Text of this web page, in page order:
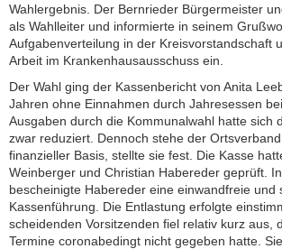
Wahlergebnis. Der Bernrieder Bürgermeister
als Wahlleiter und informierte in seinem
Aufgabenverteilung in der Kreisvorstandschaft
Arbeit im Krankenhausausschuss ein.
Der Wahl ging der Kassenbericht von Anita
Jahren ohne Einnahmen durch Jahresessen
Ausgaben durch die Kommunalwahl hatte sich
zwar reduziert. Dennoch stehe der
finanzieller Basis, stellte sie fest. Die Kasse
Weinberger und Christian Habereder geprüft.
bescheinigte Habereder eine einwandfreie und
Kassenführung. Die Entlastung erfolgte
scheidenden Vorsitzenden fiel relativ kurz aus,
Termine coronabedingt nicht gegeben hatte.